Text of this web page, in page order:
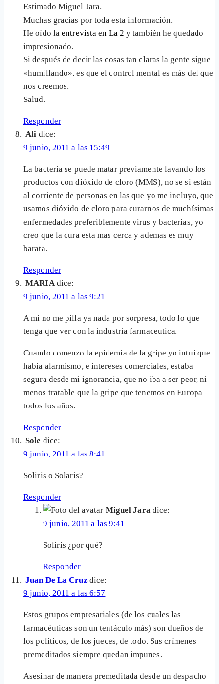
Estimado Miguel Jara.
Muchas gracias por toda esta información.
He oído laentrevista en La 2y también he quedado
impresionado.
Si después de decir las cosas tan claras la gente sigue
«humillando», es que el control mental es más del que
nos creemos.
Salud.
Responder
Ali dice:
9 junio, 2011 a las 15:49
La bacteria se puede matar previamente lavando los
productos con dióxido de cloro (MMS), no se si están
al corriente de personas en las que yo me incluyo, que
usamos dióxido de cloro para curarnos de muchísimas
enfermedades preferiblemente virus y bacterias, yo
creo que la cura esta mas cerca y ademas es muy
barata.
Responder
MARIA dice:
9 junio, 2011 a las 9:21
A mi no me pilla ya nada por sorpresa, todo lo que
tenga que ver con la industria farmaceutica.
Cuando comenzo la epidemia de la gripe yo intui que
habia alarmismo, e intereses comerciales, estaba
segura desde mi ignorancia, que no iba a ser peor, ni
menos tratable que la gripe que tenemos en Europa
todos los años.
Responder
Sole dice:
9 junio, 2011 a las 8:41
Soliris o Solaris?
Responder
Miguel Jara dice:
9 junio, 2011 a las 9:41
Soliris ¿por qué?
Responder
Juan De La Cruz dice:
9 junio, 2011 a las 6:57
Estos grupos empresariales (de los cuales las
farmacéuticas son un tentáculo más) son dueños de
los políticos, de los jueces, de todo. Sus crímenes
premeditados siempre quedan impunes.
Asesinar de manera premeditada desde un despacho